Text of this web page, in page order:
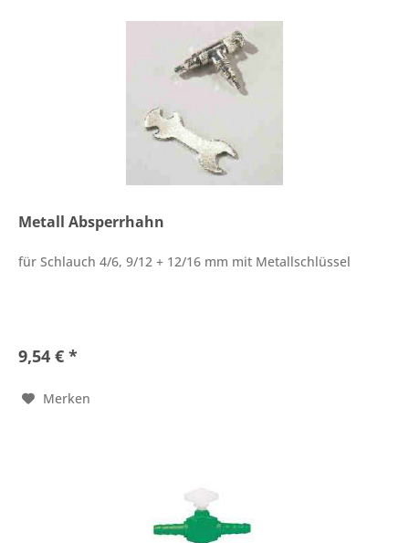
Metall Absperrhahn
für Schlauch 4/6, 9/12 + 12/16 mm mit Metallschlüssel
9,54 € *
Merken